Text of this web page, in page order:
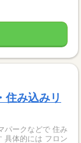
住み込みリ
パークなどで 住み
具体的には フロン